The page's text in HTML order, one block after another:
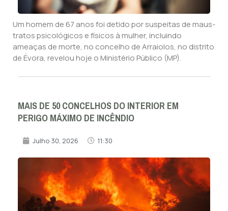
Um homem de 67 anos foi detido por suspeitas de maus-
tratos psicológicos e físicos à mulher, incluindo
ameaças de morte, no concelho de Arraiolos, no distrito
de Évora, revelou hoje o Ministério Público (MP).
MAIS DE 50 CONCELHOS DO INTERIOR EM
PERIGO MÁXIMO DE INCÊNDIO
Julho 30, 2026 11:30